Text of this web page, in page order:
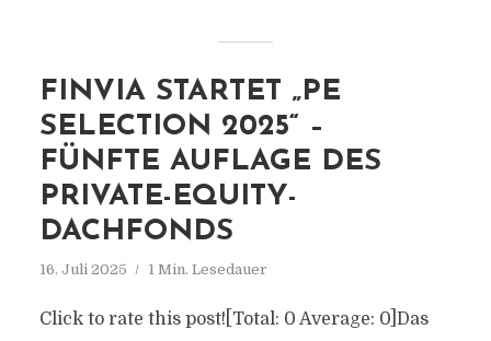
FINVIA STARTET „PE
SELECTION 2025“ –
FÜNFTE AUFLAGE DES
PRIVATE-EQUITY-
DACHFONDS
16. Juli 2025 1 Min. Lesedauer
Click to rate this post![Total: 0 Average: 0]Das